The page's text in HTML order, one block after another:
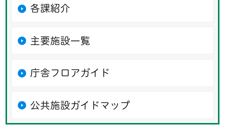
各課紹介
主要施設一覧
庁舎フロアガイド
公共施設ガイドマップ